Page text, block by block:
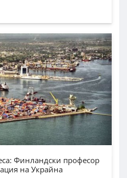
Финландски професор
на Украйна